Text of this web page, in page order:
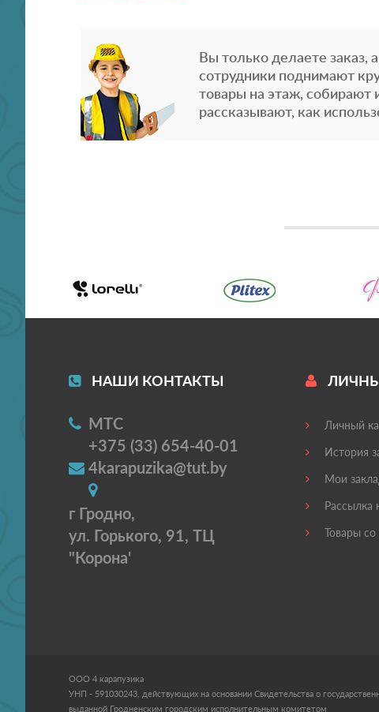
Вы только делаете заказ,
сотрудники поднимают
товары на этаж, собирают
рассказывают, как
НАШИ КОНТАКТЫ
МТС
+375 (33) 654-40-01
4karapuzika@tut.by
г Гродно,
ул. Горького, 91, ТЦ
"Корона'
Личный
История
Мои
Рассылка
Товары со
ООО 4 карапузика
УНП - 591030243, действующих на основании Свидетельства о
выданной Гродненским городским исполнительным комитетом